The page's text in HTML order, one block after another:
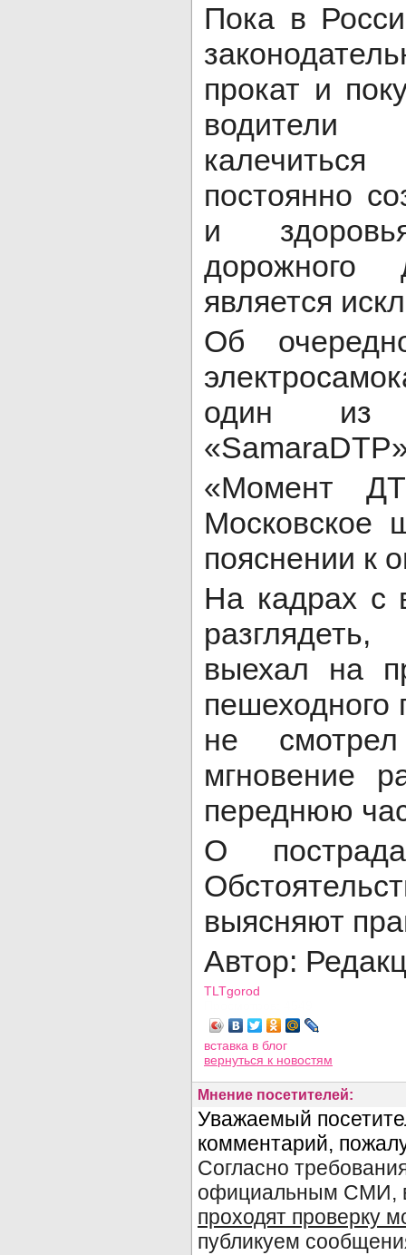
Пока в
прокат и
водители
постоянно
и
является
Об
один из
«Момент
Московское
пояснении к
На кадрах с
выехал на
пешеходного
не
мгновение
переднюю
О
выясняют
Автор:
TLTgorod
вставка в блог
вернуться к новостям
Мнение посетителей: